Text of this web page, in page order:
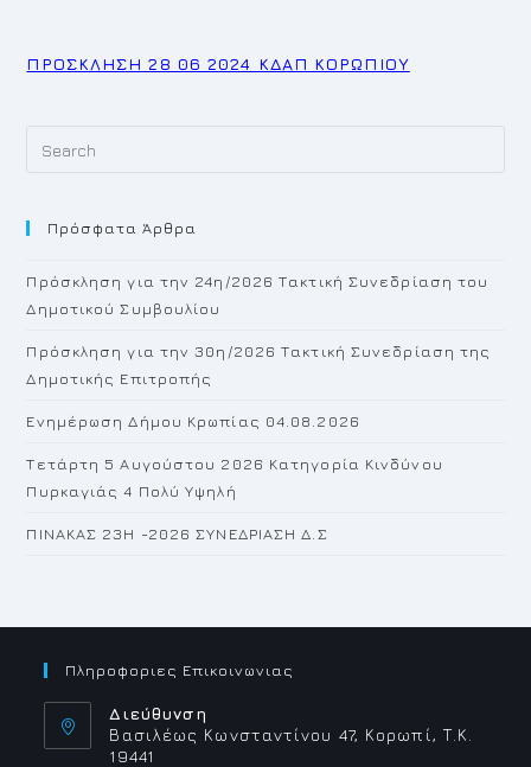
ΠΡΟΣΚΛΗΣΗ 28 06 2024 ΚΔΑΠ ΚΟΡΩΠΙΟΥ
Πρόσφατα Άρθρα
Πρόσκληση για την 24η/2026 Τακτική Συνεδρίαση του
Δημοτικού Συμβουλίου
Πρόσκληση για την 30η/2026 Τακτική Συνεδρίαση της
Δημοτικής Επιτροπής
Ενημέρωση Δήμου Κρωπίας 04.08.2026
Τετάρτη 5 Αυγούστου 2026 Κατηγορία Κινδύνου
Πυρκαγιάς 4 Πολύ Υψηλή
ΠΙΝΑΚΑΣ 23H -2026 ΣΥΝΕΔΡΙΑΣΗ Δ.Σ
Πληροφοριες Επικοινωνιας
Διεύθυνση
Βασιλέως Κωνσταντίνου 47, Κορωπί, Τ.Κ.
19441